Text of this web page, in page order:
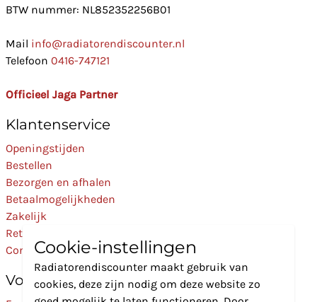
BTW nummer: NL852352256B01
Mail info@radiatorendiscounter.nl
Telefoon 0416-747121
Officieel Jaga Partner
Klantenservice
Openingstijden
Bestellen
Bezorgen en afhalen
Betaalmogelijkheden
Zakelijk
Retourneren
Contact
Volg Ons
Cookie-instellingen
Radiatorendiscounter maakt gebruik van
cookies, deze zijn nodig om deze website zo